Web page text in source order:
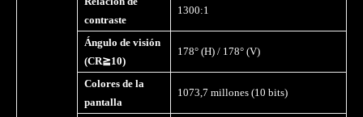
contraste
1300:1
Ángulo de visión
(CR≧10)
178° (H) / 178° (V)
Colores de la
pantalla
1073,7 millones (10 bits)